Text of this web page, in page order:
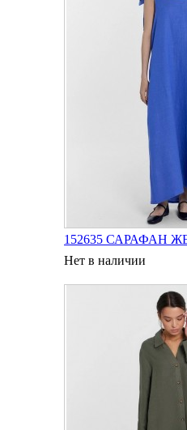
152635 САРАФАН
Нет в наличии